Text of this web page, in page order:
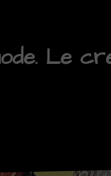
Le